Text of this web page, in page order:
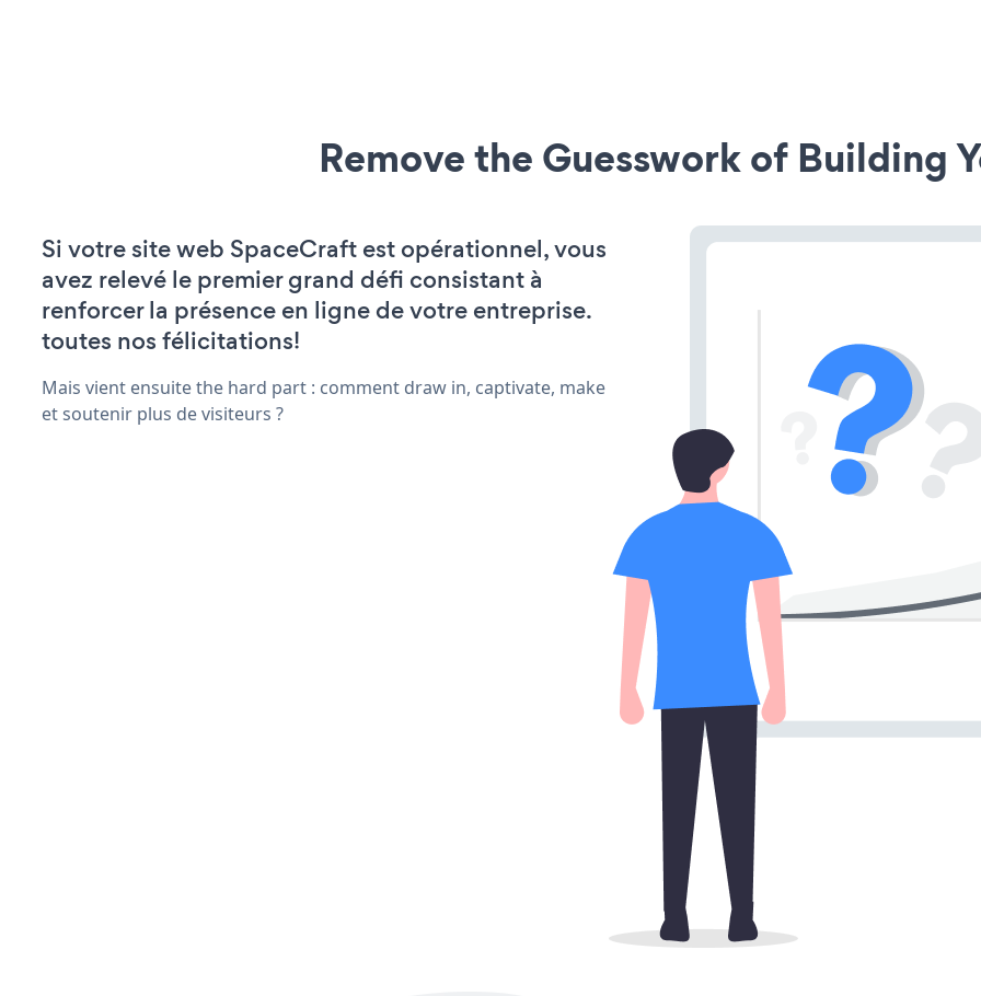
Remove the Guesswork of Building
Si votre site web SpaceCraft est opérationnel, vous
avez relevé le premier grand défi consistant à
renforcer la présence en ligne de votre entreprise.
toutes nos félicitations!
Mais vient ensuite the hard part : comment draw in, captivate, make
et soutenir plus de visiteurs ?